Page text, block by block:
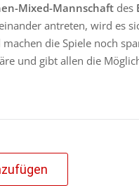
Mixed-Mannschaft des
antreten, wird es
die Spiele noch
und gibt allen die